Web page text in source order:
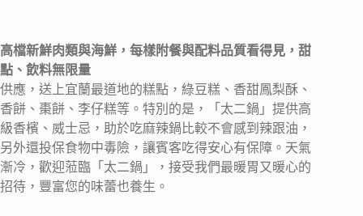
高檔新鮮肉類與海鮮，每樣附餐與配料品質看得見，甜
點、飲料無限量
供應，送上宜蘭最道地的糕點，綠豆糕、香甜鳳梨酥、
香餅、棗餅、李仔糕等。特別的是，「太二鍋」提供高
級香檳、威士忌，助於吃麻辣鍋比較不會感到辣跟油，
另外還投保食物中毒險，讓賓客吃得安心有保障。天氣
漸冷，歡迎蒞臨「太二鍋」，接受我們最暖胃又暖心的
招待，豐富您的味蕾也養生。